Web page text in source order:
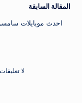
تصفّح
المقالات
المقالة السابقة
احدث موبايلات سامسونج
لا